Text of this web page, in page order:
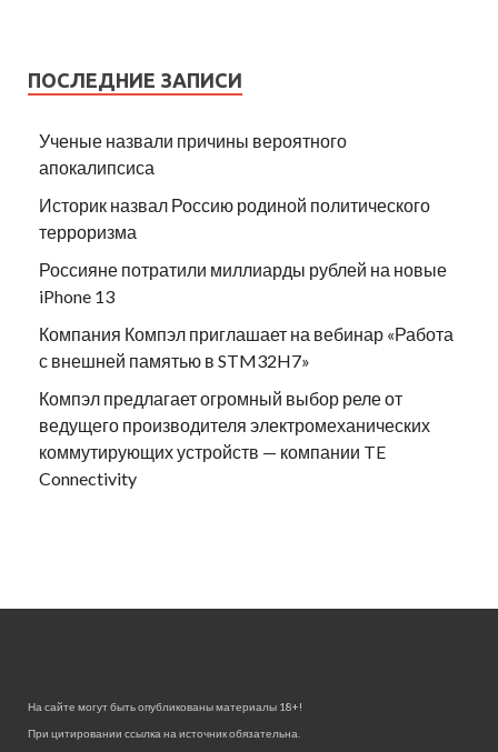
ПОСЛЕДНИЕ ЗАПИСИ
Ученые назвали причины вероятного
апокалипсиса
Историк назвал Россию родиной политического
терроризма
Россияне потратили миллиарды рублей на новые
iPhone 13
Компания Компэл приглашает на вебинар «Работа
с внешней памятью в STM32H7»
Компэл предлагает огромный выбор реле от
ведущего производителя электромеханических
коммутирующих устройств — компании TE
Connectivity
На сайте могут быть опубликованы материалы 18+!
При цитировании ссылка на источник обязательна.